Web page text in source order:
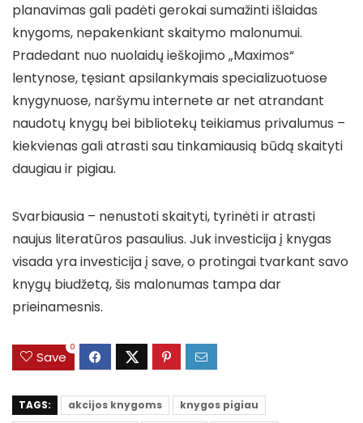
planavimas gali padėti gerokai sumažinti išlaidas
knygoms, nepakenkiant skaitymo malonumui.
Pradedant nuo nuolaidų ieškojimo „Maximos“
lentynose, tęsiant apsilankymais specializuotuose
knygynuose, naršymu internete ar net atrandant
naudotų knygų bei bibliotekų teikiamus privalumus –
kiekvienas gali atrasti sau tinkamiausią būdą skaityti
daugiau ir pigiau.
Svarbiausia – nenustoti skaityti, tyrinėti ir atrasti
naujus literatūros pasaulius. Juk investicija į knygas
visada yra investicija į save, o protingai tvarkant savo
knygų biudžetą, šis malonumas tampa dar
prieinamesnis.
Save
0
TAGS: akcijos knygoms knygos pigiau